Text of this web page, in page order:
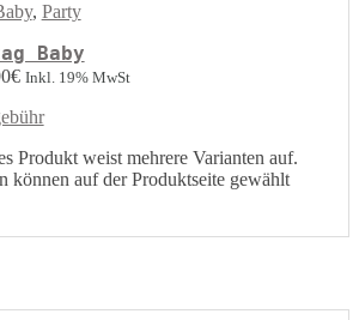
, Party
Baby
€ Inkl. 19% MwSt
Produkt weist mehrere Varianten auf.
können auf der Produktseite gewählt